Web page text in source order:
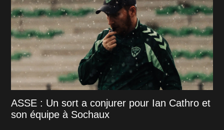
ASSE : Un sort a conjurer pour Ian Cathro et
son équipe à Sochaux